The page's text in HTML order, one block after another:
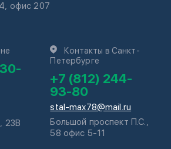
офис 207
23В
Контакты в Санкт-
Петербурге
+7 (812) 244-
93-80
stal-max78@mail.ru
Большой проспект П.С.,
58 офис 5-11